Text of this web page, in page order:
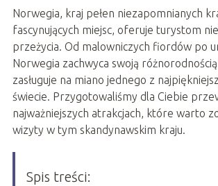
Norwegia, kraj pełen niezapomnianych
fascynujących miejsc, oferuje turystom
przeżycia. Od malowniczych fiordów po
Norwegia zachwyca swoją
zasługuje na miano jednego z
świecie. Przygotowaliśmy dla Ciebie
najważniejszych atrakcjach, które warto
wizyty w tym skandynawskim kraju.
Spis treści: